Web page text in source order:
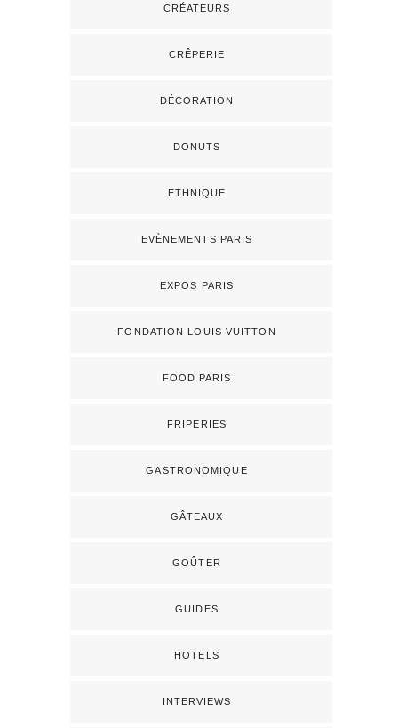
CRÉATEURS
CRÊPERIE
DÉCORATION
DONUTS
ETHNIQUE
EVÈNEMENTS PARIS
EXPOS PARIS
FONDATION LOUIS VUITTON
FOOD PARIS
FRIPERIES
GASTRONOMIQUE
GÂTEAUX
GOÛTER
GUIDES
HOTELS
INTERVIEWS